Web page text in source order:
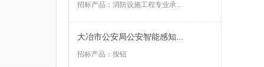
招标产品： 消防设施工程专业承...
大冶市公安局公安智能感知...
招标产品： 按钮